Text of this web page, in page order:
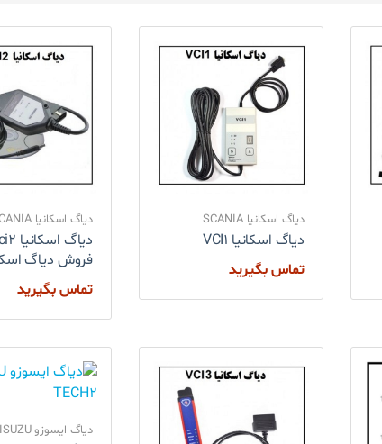
دیاگ اسکانیا SCANIA
دیاگ اسکانیا VCI1
تماس بگیرید
دیاگ اسکانیا SCANIA
فروش دیاگ
تماس بگیرید
دیاگ ایسوزو ISUZU